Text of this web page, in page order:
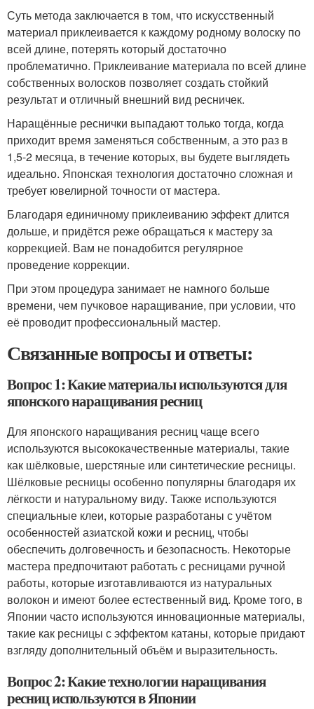
Суть метода заключается в том, что искусственный
материал приклеивается к каждому родному волоску по
всей длине, потерять который достаточно
проблематично. Приклеивание материала по всей длине
собственных волосков позволяет создать стойкий
результат и отличный внешний вид ресничек.
Наращённые реснички выпадают только тогда, когда
приходит время заменяться собственным, а это раз в
1,5-2 месяца, в течение которых, вы будете выглядеть
идеально. Японская технология достаточно сложная и
требует ювелирной точности от мастера.
Благодаря единичному приклеиванию эффект длится
дольше, и придётся реже обращаться к мастеру за
коррекцией. Вам не понадобится регулярное
проведение коррекции.
При этом процедура занимает не намного больше
времени, чем пучковое наращивание, при условии, что
её проводит профессиональный мастер.
Связанные вопросы и ответы:
Вопрос 1: Какие материалы используются для
японского наращивания ресниц
Для японского наращивания ресниц чаще всего
используются высококачественные материалы, такие
как шёлковые, шерстяные или синтетические ресницы.
Шёлковые ресницы особенно популярны благодаря их
лёгкости и натуральному виду. Также используются
специальные клеи, которые разработаны с учётом
особенностей азиатской кожи и ресниц, чтобы
обеспечить долговечность и безопасность. Некоторые
мастера предпочитают работать с ресницами ручной
работы, которые изготавливаются из натуральных
волокон и имеют более естественный вид. Кроме того, в
Японии часто используются инновационные материалы,
такие как ресницы с эффектом катаны, которые придают
взгляду дополнительный объём и выразительность.
Вопрос 2: Какие технологии наращивания
ресниц используются в Японии